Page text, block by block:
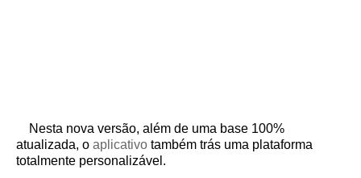
Nesta nova versão, além de uma base 100%
atualizada, o aplicativo também trás uma plataforma
totalmente personalizável.